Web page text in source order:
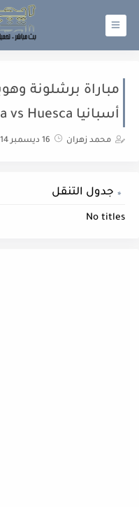
مباراة برشلونة
أسبانيا Barcelona vs Huesca
محمد زهران 16 ديسمبر 2014
جدول التنقل
No titles